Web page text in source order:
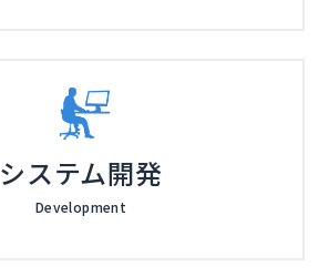
システム開発
Development